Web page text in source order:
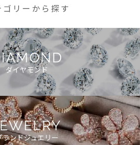
ゴリーから探す
ダイヤモンド
ランドジュエリー